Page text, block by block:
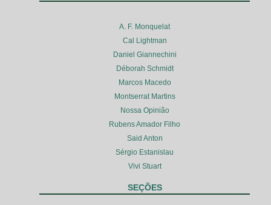
A. F. Monquelat
Cal Lightman
Daniel Giannechini
Déborah Schmidt
Marcos Macedo
Montserrat Martins
Nossa Opinião
Rubens Amador Filho
Said Anton
Sérgio Estanislau
Vivi Stuart
SEÇÕES